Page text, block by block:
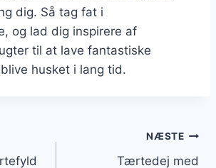
dig. Så tag fat i
og lad dig inspirere af
til at lave fantastiske
husket i lang tid.
NÆSTE
Tærtedej med